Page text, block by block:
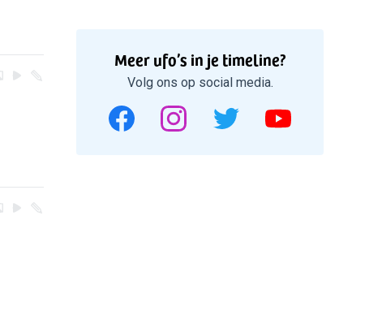
Meer ufo’s in je timeline?
Volg ons op social media.